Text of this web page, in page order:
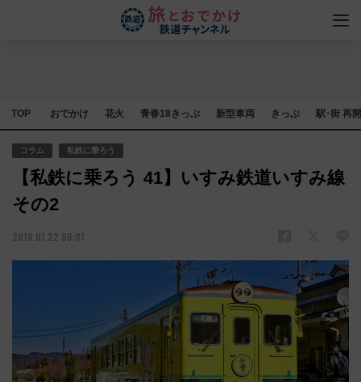
TOP おでかけ 花火 青春18きっぷ 新型車両 きっぷ 駅･街 再
コラム 私鉄に乗ろう
【私鉄に乗ろう 41】いすみ鉄道いすみ線
その2
2018.01.22 06:01